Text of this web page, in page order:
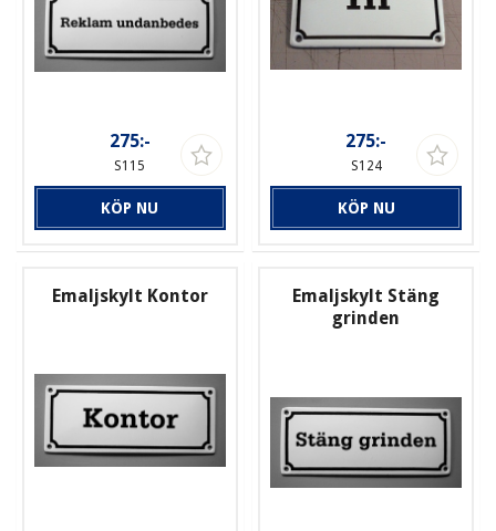
275:-
S115
KÖP NU
275:-
S124
KÖP NU
Emaljskylt Kontor
Emaljskylt Stäng
grinden